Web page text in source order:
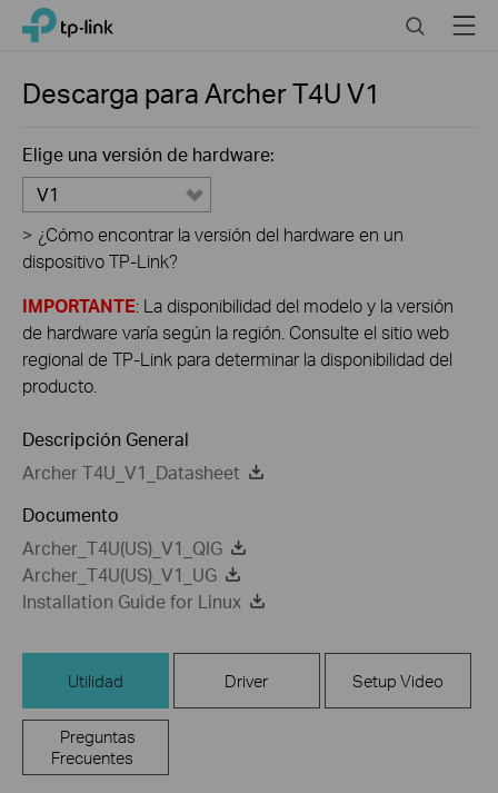
Click
navigation
TP-Link, Reliably Smart SearchMenu
Descarga paraArcher T4UV1
Elige una versión de hardware:
V1
> ¿Cómo encontrar la versión del hardware en un
dispositivo TP-Link?
IMPORTANTE: La disponibilidad del modelo y la versión
de hardware varía según la región. Consulte el sitio web
regional de TP-Link para determinar la disponibilidad del
producto.
Descripción General
Archer T4U_V1_Datasheet
Documento
Archer_T4U(US)_V1_QIG
Archer_T4U(US)_V1_UG
Installation Guide for Linux
Utilidad Driver Setup Video
Preguntas
Frecuentes